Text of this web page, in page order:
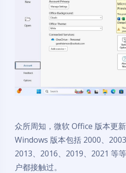
众所周知，微软 Office 版本更
Windows 版本包括 2000、2003
2013、2016、2019、2021 等
户都接触过。